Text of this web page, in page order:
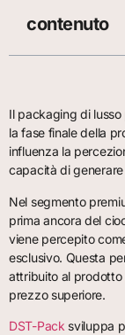
contenuto
Il packaging di
la fase finale della
influenza la
capacità di
Nel segmento
prima ancora del
viene percepito
esclusivo. Questa
attribuito al prodotto
prezzo superiore.
DST-Pack sviluppa